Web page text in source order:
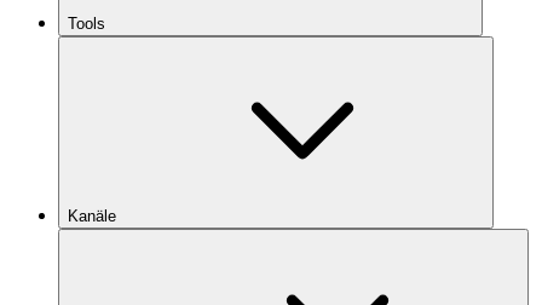
Tools
Kanäle